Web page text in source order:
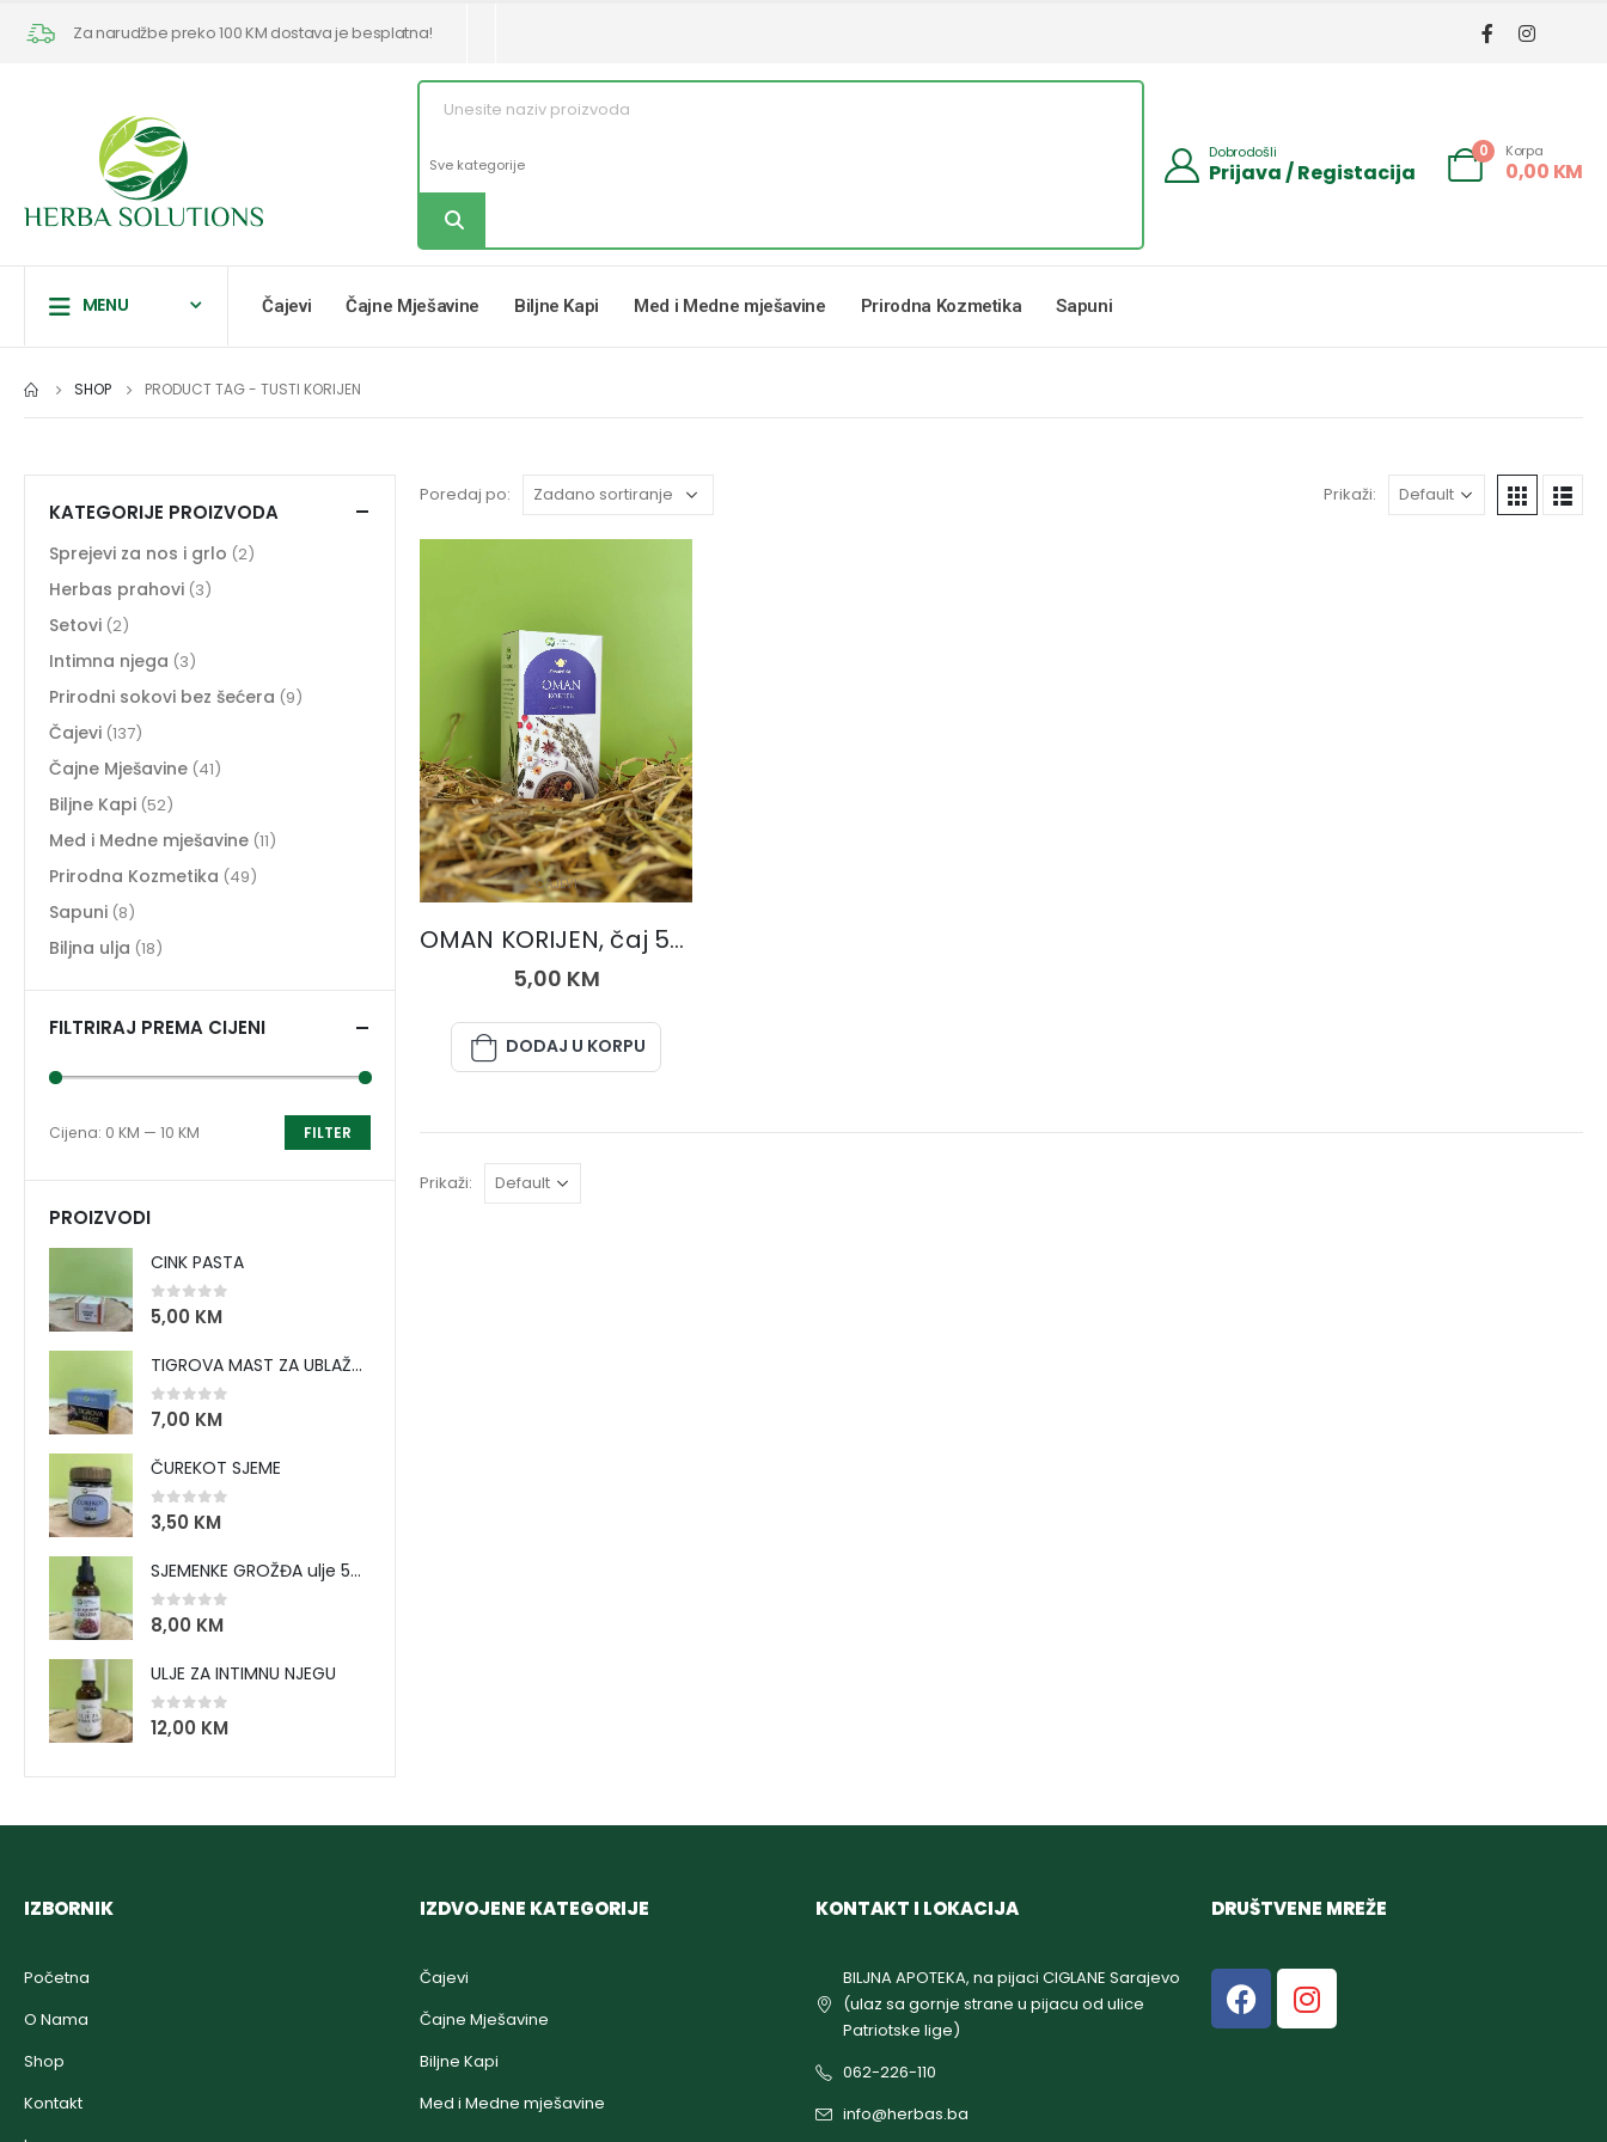
Za narudžbe preko 100 KM dostava je besplatna!
Dobrodošli
Prijava / Registacija
0 Korpa
0,00 KM
MENU Čajevi Čajne Mješavine Biljne Kapi Med i Medne mješavine Prirodna Kozmetika Sapuni
SHOP PRODUCT TAG - TUSTI KORIJEN
Poredaj po: Prikaži:
ČAJEVI
OMAN KORIJEN, čaj 50 gr.
5,00 KM
DODAJ U KORPU
Prikaži:
KATEGORIJE PROIZVODA
Sprejevi za nos i grlo (2)
Herbas prahovi (3)
Setovi (2)
Intimna njega (3)
Prirodni sokovi bez šećera (9)
Čajevi (137)
Čajne Mješavine (41)
Biljne Kapi (52)
Med i Medne mješavine (11)
Prirodna Kozmetika (49)
Sapuni (8)
Biljna ulja (18)
FILTRIRAJ PREMA CIJENI
FILTER
Cijena: 0 KM — 10 KM
PROIZVODI
CINK PASTA
0 out of 5
5,00 KM
TIGROVA MAST ZA UBLAŽAVANJE BOLOVA I ZAGRIJAVANJE MIŠIĆA
0 out of 5
7,00 KM
ČUREKOT SJEME
0 out of 5
3,50 KM
SJEMENKE GROŽĐA ulje 50 ml
0 out of 5
8,00 KM
ULJE ZA INTIMNU NJEGU
0out of 5
12,00 KM
IZBORNIK
Početna
O Nama
Shop
Kontakt
IZDVOJENE KATEGORIJE
Čajevi
Čajne Mješavine
Biljne Kapi
Med i Medne mješavine
KONTAKT I LOKACIJA
BILJNA APOTEKA, na pijaci CIGLANE Sarajevo
(ulaz sa gornje strane u pijacu od ulice
Patriotske lige)
062-226-110
info@herbas.ba
DRUŠTVENE MREŽE